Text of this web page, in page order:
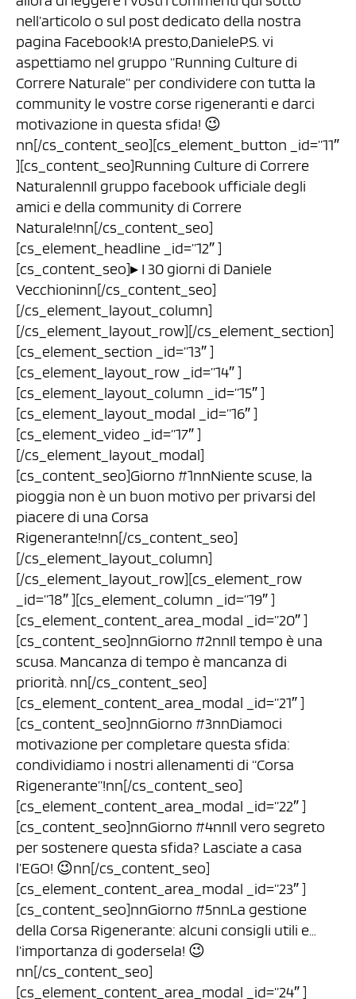
nell’articolo o sul post dedicato della nostra
pagina Facebook!A presto,DanieleP.S. vi
aspettiamo nel gruppo “Running Culture di
Correre Naturale” per condividere con tutta la
community le vostre corse rigeneranti e darci
motivazione in questa sfida! 😉
nn[/cs_content_seo][cs_element_button _id=”11″
][cs_content_seo]Running Culture di Correre
NaturalennIl gruppo facebook ufficiale degli
amici e della community di Correre
Naturale!nn[/cs_content_seo]
[cs_element_headline _id=”12″ ]
[cs_content_seo]▸ I 30 giorni di Daniele
Vecchioninn[/cs_content_seo]
[/cs_element_layout_column]
[/cs_element_layout_row][/cs_element_section]
[cs_element_section _id=”13″ ]
[cs_element_layout_row _id=”14″ ]
[cs_element_layout_column _id=”15″ ]
[cs_element_layout_modal _id=”16″ ]
[cs_element_video _id=”17″ ]
[/cs_element_layout_modal]
[cs_content_seo]Giorno #1nnNiente scuse, la
pioggia non è un buon motivo per privarsi del
piacere di una Corsa
Rigenerante!nn[/cs_content_seo]
[/cs_element_layout_column]
[/cs_element_layout_row][cs_element_row
_id=”18″ ][cs_element_column _id=”19″ ]
[cs_element_content_area_modal _id=”20″ ]
[cs_content_seo]nnGiorno #2nnIl tempo è una
scusa. Mancanza di tempo è mancanza di
priorità. nn[/cs_content_seo]
[cs_element_content_area_modal _id=”21″ ]
[cs_content_seo]nnGiorno #3nnDiamoci
motivazione per completare questa sfida:
condividiamo i nostri allenamenti di “Corsa
Rigenerante”!nn[/cs_content_seo]
[cs_element_content_area_modal _id=”22″ ]
[cs_content_seo]nnGiorno #4nnIl vero segreto
per sostenere questa sfida? Lasciate a casa
l’EGO! 😉nn[/cs_content_seo]
[cs_element_content_area_modal _id=”23″ ]
[cs_content_seo]nnGiorno #5nnLa gestione
della Corsa Rigenerante: alcuni consigli utili e…
l’importanza di godersela! 😉
nn[/cs_content_seo]
[cs_element_content_area_modal _id=”24″ ]